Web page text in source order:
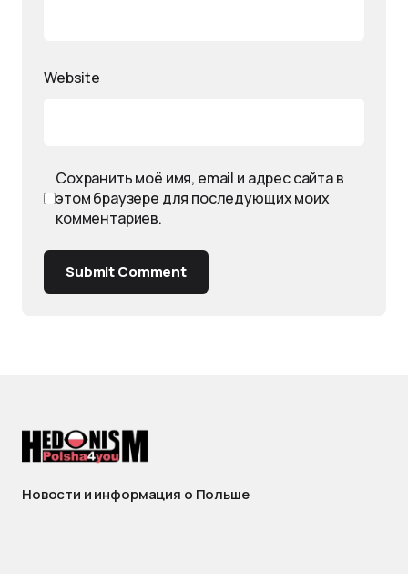
Website
Сохранить моё имя, email и адрес сайта в
этом браузере для последующих моих
комментариев.
Submit Comment
Новости и информация о Польше